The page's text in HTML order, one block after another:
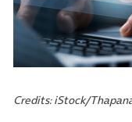
Credits: iStock/